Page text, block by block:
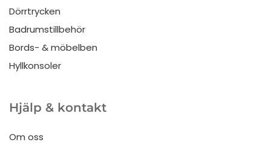
Dörrtrycken
Badrumstillbehör
Bords- & möbelben
Hyllkonsoler
Hjälp & kontakt
Om oss